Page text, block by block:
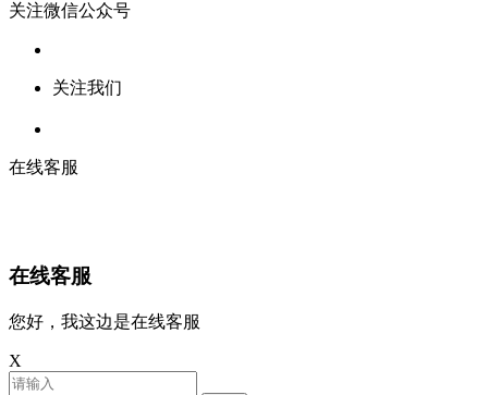
关注微信公众号
关注我们
在线客服
在线客服
您好，我这边是在线客服
X